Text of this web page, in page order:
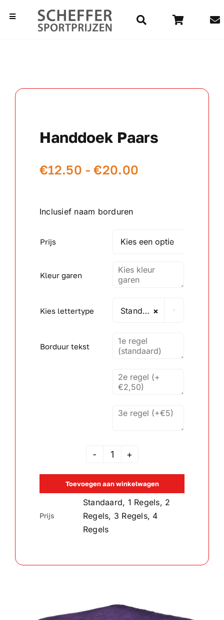
naarToggle
Navigation
Medailles
Kampioensschalen
Crystal/glas
Gepersonaliseerde artikelen
Handdoek Paars
€12.50 - €20.00
Inclusief naam borduren
Prijs 
Kleur garen
Kies lettertype ×
Standaard lettertype
Borduur tekst
Handdoek
Paars
aantal
Toevoegen aan winkelwagen
Prijs
Standaard, 1 Regels, 2
Regels, 3 Regels, 4
Regels